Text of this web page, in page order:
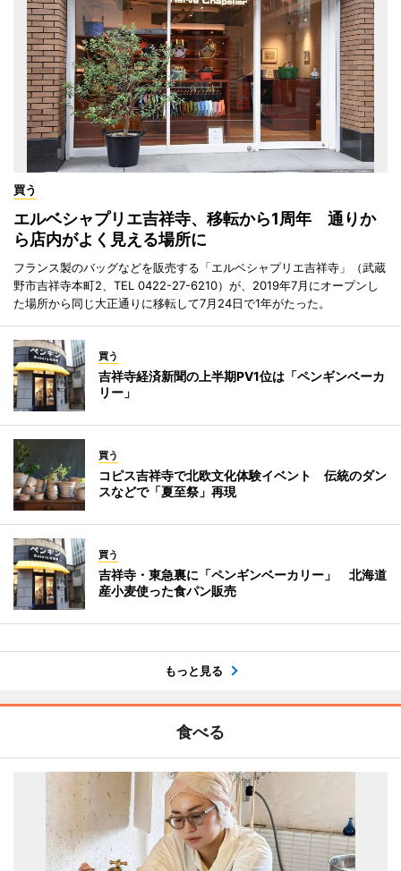
買う
エルベシャプリエ吉祥寺、移転から1周年 通りか
ら店内がよく見える場所に
フランス製のバッグなどを販売する「エルベシャプリエ吉祥寺」（武蔵
野市吉祥寺本町2、TEL 0422-27-6210）が、2019年7月にオープンし
た場所から同じ大正通りに移転して7月24日で1年がたった。
買う
吉祥寺経済新聞の上半期PV1位は「ペンギンベーカ
リー」
買う
コピス吉祥寺で北欧文化体験イベント 伝統のダン
スなどで「夏至祭」再現
買う
吉祥寺・東急裏に「ペンギンベーカリー」 北海道
産小麦使った食パン販売
もっと見る
食べる